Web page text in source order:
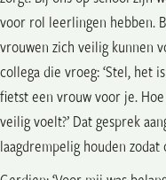
voor rol leerlingen hebben.
vrouwen zich veilig kunnen
collega die vroeg: ‘Stel, het
fietst een vrouw voor je.
veilig voelt?’ Dat gesprek
laagdrempelig houden zodat